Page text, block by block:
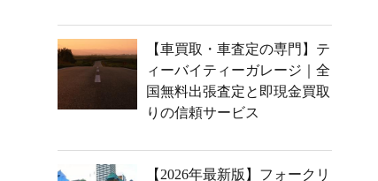
【車買取・車査定の専門】テ
ィーバイティーガレージ｜全
国無料出張査定と即現金買取
りの信頼サービス
【2026年最新版】フォークリ